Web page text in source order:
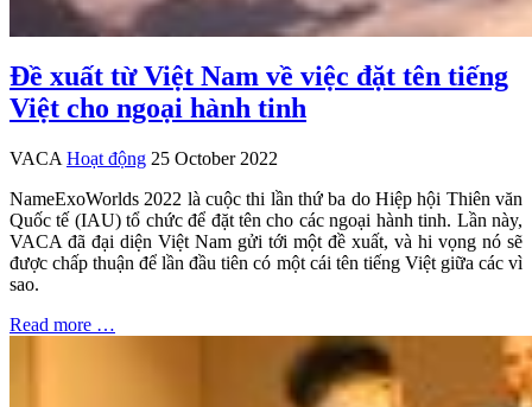
Đề xuất từ Việt Nam về việc đặt tên tiếng
Việt cho ngoại hành tinh
VACA Hoạt động 25 October 2022
NameExoWorlds 2022 là cuộc thi lần thứ ba do Hiệp hội Thiên văn
Quốc tế (IAU) tổ chức để đặt tên cho các ngoại hành tinh. Lần này,
VACA đã đại diện Việt Nam gửi tới một đề xuất, và hi vọng nó sẽ
được chấp thuận để lần đầu tiên có một cái tên tiếng Việt giữa các vì
sao.
Read more …